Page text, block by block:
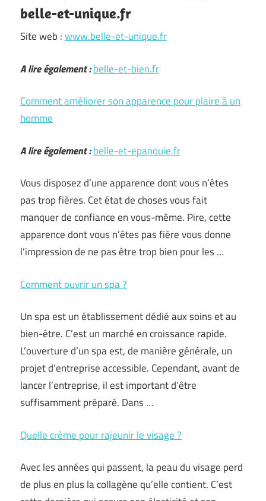
belle-et-unique.fr
Site web :www.belle-et-unique.fr
A lire également :belle-et-bien.fr
Comment améliorer son apparence pour plaire à un
homme
A lire également :belle-et-epanouie.fr
Vous disposez d’une apparence dont vous n’êtes
pas trop fières. Cet état de choses vous fait
manquer de confiance en vous-même. Pire, cette
apparence dont vous n’êtes pas fière vous donne
l’impression de ne pas être trop bien pour les …
Comment ouvrir un spa ?
Un spa est un établissement dédié aux soins et au
bien-être. C’est un marché en croissance rapide.
L’ouverture d’un spa est, de manière générale, un
projet d’entreprise accessible. Cependant, avant de
lancer l’entreprise, il est important d’être
suffisamment préparé. Dans …
Quelle crème pour rajeunir le visage ?
Avec les années qui passent, la peau du visage perd
de plus en plus la collagène qu’elle contient. C’est